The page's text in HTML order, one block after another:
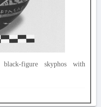
figure skyphos with